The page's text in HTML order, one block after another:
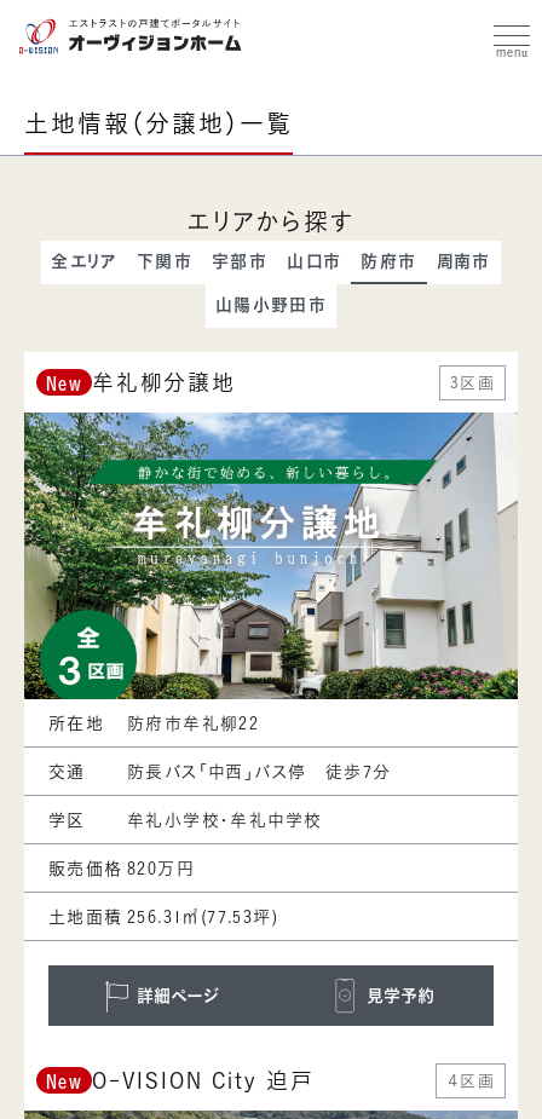
土地情報（分譲地）一覧
エリアから探す
全エリア 下関市 宇部市 山口市 防府市
周南市
山陽小野田市
New 牟礼柳分譲地 3区画
所在地 防府市牟礼柳22
交通 防長バス「中西」バス停 徒歩7分
学区 牟礼小学校・牟礼中学校
販売価格 820万円
土地面積 256.31㎡(77.53坪)
詳細ページ 見学予約
New O-VISION City 迫戸 ４区画